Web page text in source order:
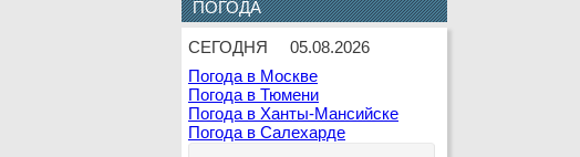
9 АВГУСТА Г.Г.Кашлева
10
АВГУСТА
В.Ф.Гаращенко
10
АВГУСТА
В.И.Соболев
ПОГОДА
СЕГОДНЯ
05.08.2026
Погода в Москве
Погода в Тюмени
Погода в Ханты-Мансийске
Погода в Салехарде